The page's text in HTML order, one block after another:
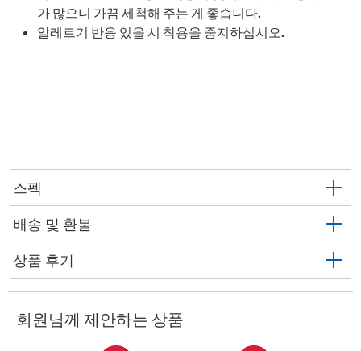
가 많으니 가끔 세척해 주는 게 좋습니다.
알레르기 반응 있을 시 착용을 중지하십시오.
스펙
배송 및 환불
상품 후기
회원님께 제안하는 상품